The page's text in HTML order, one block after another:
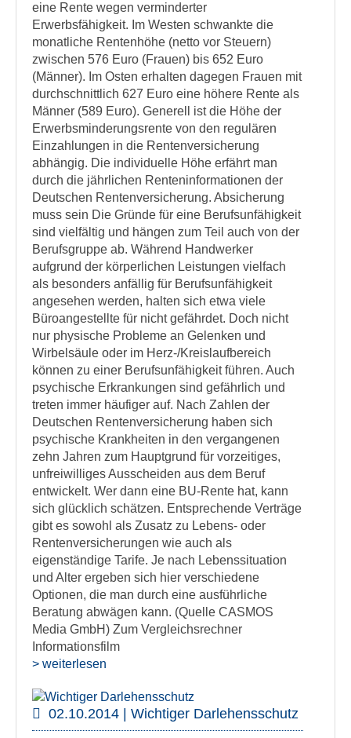
eine Rente wegen verminderter
Erwerbsfähigkeit. Im Westen schwankte die
monatliche Rentenhöhe (netto vor Steuern)
zwischen 576 Euro (Frauen) bis 652 Euro
(Männer). Im Osten erhalten dagegen Frauen mit
durchschnittlich 627 Euro eine höhere Rente als
Männer (589 Euro). Generell ist die Höhe der
Erwerbsminderungsrente von den regulären
Einzahlungen in die Rentenversicherung
abhängig. Die individuelle Höhe erfährt man
durch die jährlichen Renteninformationen der
Deutschen Rentenversicherung. Absicherung
muss sein Die Gründe für eine Berufsunfähigkeit
sind vielfältig und hängen zum Teil auch von der
Berufsgruppe ab. Während Handwerker
aufgrund der körperlichen Leistungen vielfach
als besonders anfällig für Berufsunfähigkeit
angesehen werden, halten sich etwa viele
Büroangestellte für nicht gefährdet. Doch nicht
nur physische Probleme an Gelenken und
Wirbelsäule oder im Herz-/Kreislaufbereich
können zu einer Berufsunfähigkeit führen. Auch
psychische Erkrankungen sind gefährlich und
treten immer häufiger auf. Nach Zahlen der
Deutschen Rentenversicherung haben sich
psychische Krankheiten in den vergangenen
zehn Jahren zum Hauptgrund für vorzeitiges,
unfreiwilliges Ausscheiden aus dem Beruf
entwickelt. Wer dann eine BU-Rente hat, kann
sich glücklich schätzen. Entsprechende Verträge
gibt es sowohl als Zusatz zu Lebens- oder
Rentenversicherungen wie auch als
eigenständige Tarife. Je nach Lebenssituation
und Alter ergeben sich hier verschiedene
Optionen, die man durch eine ausführliche
Beratung abwägen kann. (Quelle CASMOS
Media GmbH) Zum Vergleichsrechner
Informationsfilm
> weiterlesen
02.10.2014 | Wichtiger Darlehensschutz